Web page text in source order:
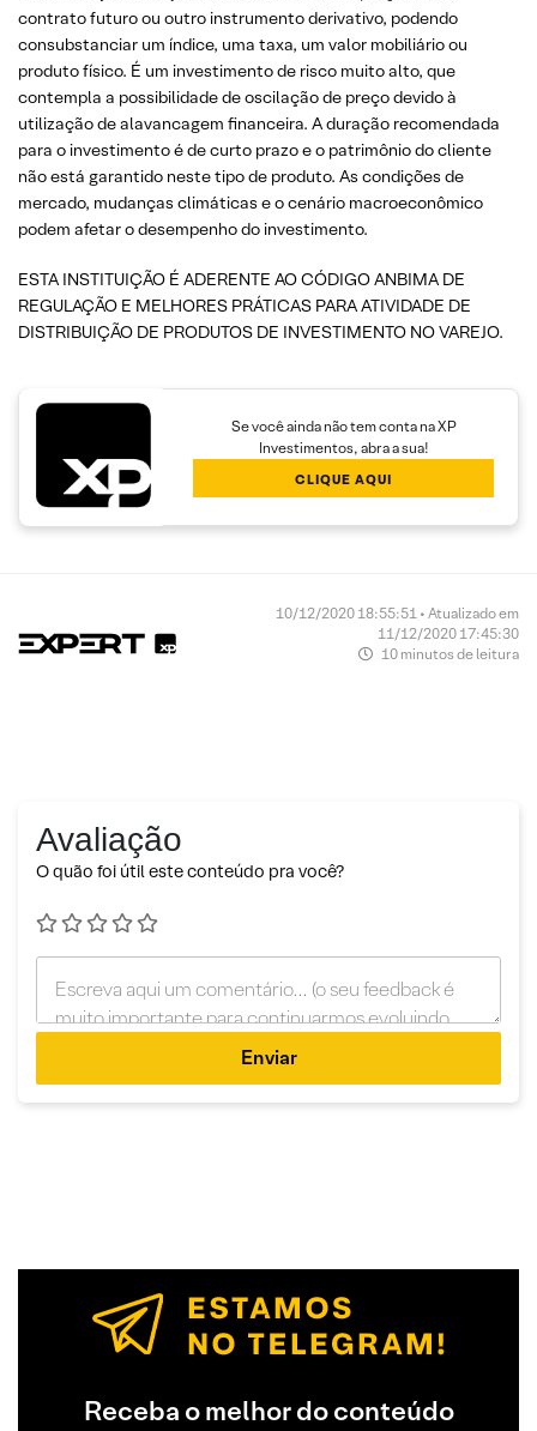
contrato futuro ou outro instrumento derivativo, podendo
consubstanciar um índice, uma taxa, um valor mobiliário ou
produto físico. É um investimento de risco muito alto, que
contempla a possibilidade de oscilação de preço devido à
utilização de alavancagem financeira. A duração recomendada
para o investimento é de curto prazo e o patrimônio do cliente
não está garantido neste tipo de produto. As condições de
mercado, mudanças climáticas e o cenário macroeconômico
podem afetar o desempenho do investimento.
ESTA INSTITUIÇÃO É ADERENTE AO CÓDIGO ANBIMA DE
REGULAÇÃO E MELHORES PRÁTICAS PARA ATIVIDADE DE
DISTRIBUIÇÃO DE PRODUTOS DE INVESTIMENTO NO VAREJO.
Se você ainda não tem conta na XP
Investimentos, abra a sua!
CLIQUE AQUI
10/12/2020 18:55:51 • Atualizado em
11/12/2020 17:45:30
10 minutos de leitura
Avaliação
O quão foi útil este conteúdo pra você?
Enviar
Receba o melhor do conteúdo